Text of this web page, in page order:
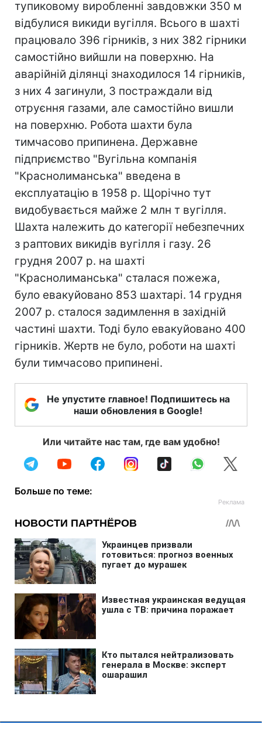
тупиковому виробленні завдовжки 350 м
відбулися викиди вугілля. Всього в шахті
працювало 396 гірників, з них 382 гірники
самостійно вийшли на поверхню. На
аварійній ділянці знаходилося 14 гірників,
з них 4 загинули, 3 постраждали від
отруєння газами, але самостійно вишли
на поверхню. Робота шахти була
тимчасово припинена. Державне
підприємство "Вугільна компанія
"Краснолиманська" введена в
експлуатацію в 1958 р. Щорічно тут
видобувається майже 2 млн т вугілля.
Шахта належить до категорії небезпечних
з раптових викидів вугілля і газу. 26
грудня 2007 р. на шахті
"Краснолиманська" сталася пожежа,
було евакуйовано 853 шахтарі. 14 грудня
2007 р. сталося задимлення в західній
частині шахти. Тоді було евакуйовано 400
гірників. Жертв не було, роботи на шахті
були тимчасово припинені.
Не упустите главное! Подпишитесь на
наши обновления в Google!
Или читайте нас там, где вам удобно!
Больше по теме: